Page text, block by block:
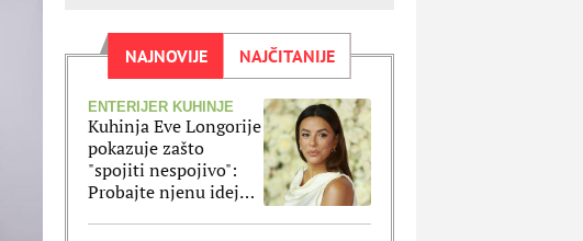
NAJNOVIJE NAJČITANIJE
ENTERIJER KUHINJE
Kuhinja Eve Longorije
pokazuje zašto
"spojiti nespojivo":
Probajte njenu ideju i